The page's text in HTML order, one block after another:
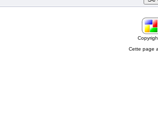
Cette page